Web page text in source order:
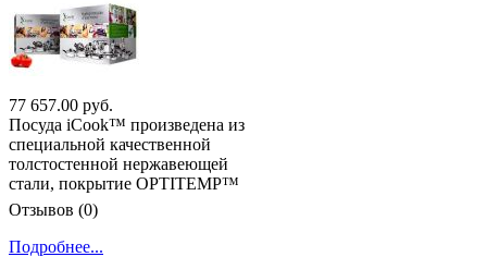
77 657.00 руб.
Посуда iCook™ произведена из
специальной качественной
толстостенной нержавеющей
стали, покрытие OPTITEMP™
Отзывов (0)
Подробнее...